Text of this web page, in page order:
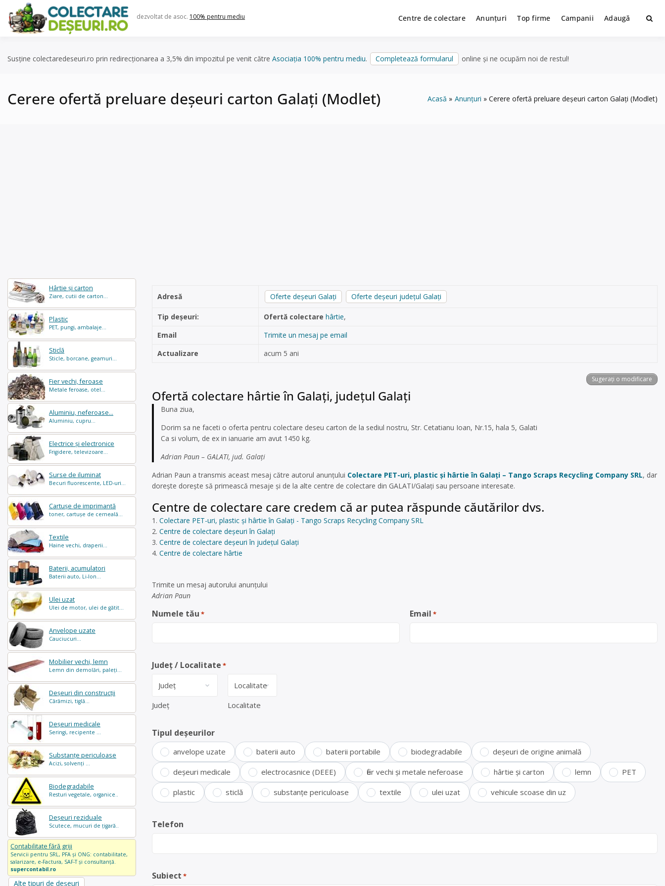
content
dezvoltat de asoc. 100% pentru mediu Centre de colectare Anunțuri Top firme Campanii Adaugă
Susține colectaredeseuri.ro prin redirecționarea a 3,5% din impozitul pe venit către Asociația 100% pentru mediu. Completează formularul online și ne ocupăm noi de restul!
Cerere ofertă preluare deșeuri carton Galați (Modlet) Acasă Anunțuri Cerere ofertă preluare deșeuri carton Galați (Modlet)
Hârtie și carton
Ziare, cutii de carton...
Plastic
PET, pungi, ambalaje...
Sticlă
Sticle, borcane, geamuri...
Fier vechi, feroase
Metale feroase, otel...
Aluminiu, neferoase...
Aluminiu, cupru...
Electrice și electronice
Frigidere, televizoare...
Surse de iluminat
Becuri fluorescente, LED-uri...
Cartușe de imprimantă
toner, cartușe de cerneală...
Textile
Haine vechi, draperii...
Baterii, acumulatori
Baterii auto, Li-Ion...
Ulei uzat
Ulei de motor, ulei de gătit...
Anvelope uzate
Cauciucuri...
Mobilier vechi, lemn
Lemn din demolări, paleți...
Deșeuri din construcții
Cărămizi, tiglă...
Deșeuri medicale
Seringi, recipente ...
Substanțe periculoase
Acizi, solvenți ...
Biodegradabile
Resturi vegetale, organice..
Deșeuri reziduale
Scutece, mucuri de țigară..
Contabilitate fără griji
Servicii pentru SRL, PFA și ONG: contabilitate,
salarizare, e-Factura, SAF-T și consultanță.
supercontabil.ro
Alte tipuri de deșeuri
Adresă Oferte deșeuri Galați Oferte deșeuri județul Galați
Tip deșeuri: Ofertă colectare hârtie,
Email
Trimite un mesaj pe email
Actualizare
acum 5 ani
Sugerați o modificare
Ofertă colectare hârtie în Galați, județul Galați
Buna ziua,
Dorim sa ne faceti o oferta pentru colectare deseu carton de la sediul nostru, Str. Cetatianu Ioan, Nr.15, hala 5, Galati
Ca si volum, de ex in ianuarie am avut 1450 kg.
Adrian Paun – GALATI, jud. Galați
Adrian Paun a transmis aceast mesaj către autorul anunțului Colectare PET-uri, plastic și hârtie în Galați – Tango Scraps Recycling Company SRL, dar
dorește dorește să primească mesaje și de la alte centre de colectare din GALATI/Galați sau persoane interesate.
Centre de colectare care credem că ar putea răspunde căutărilor dvs.
Colectare PET-uri, plastic și hârtie în Galați - Tango Scraps Recycling Company SRL
Centre de colectare deșeuri în Galați
Centre de colectare deșeuri în județul Galați
Centre de colectare hârtie
Trimite un mesaj autorului anunţului
Adrian Paun
Numele tău * Email *
Județ / Localitate *
Județ Localitate
Tipul deșeurilor
anvelope uzate baterii auto baterii portabile biodegradabile deșeuri de origine animală
deșeuri medicale electrocasnice (DEEE) fier vechi și metale neferoase hârtie și carton lemn PET
plastic sticlă substanțe periculoase textile ulei uzat vehicule scoase din uz
Telefon
Subiect *